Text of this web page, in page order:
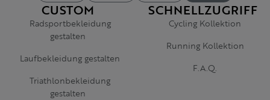
CUSTOM
Radsportbekleidung
gestalten
Laufbekleidung gestalten
Triathlonbekleidung
gestalten
SCHNELLZUGRIFF
Cycling Kollektion
Running Kollektion
F.A.Q.